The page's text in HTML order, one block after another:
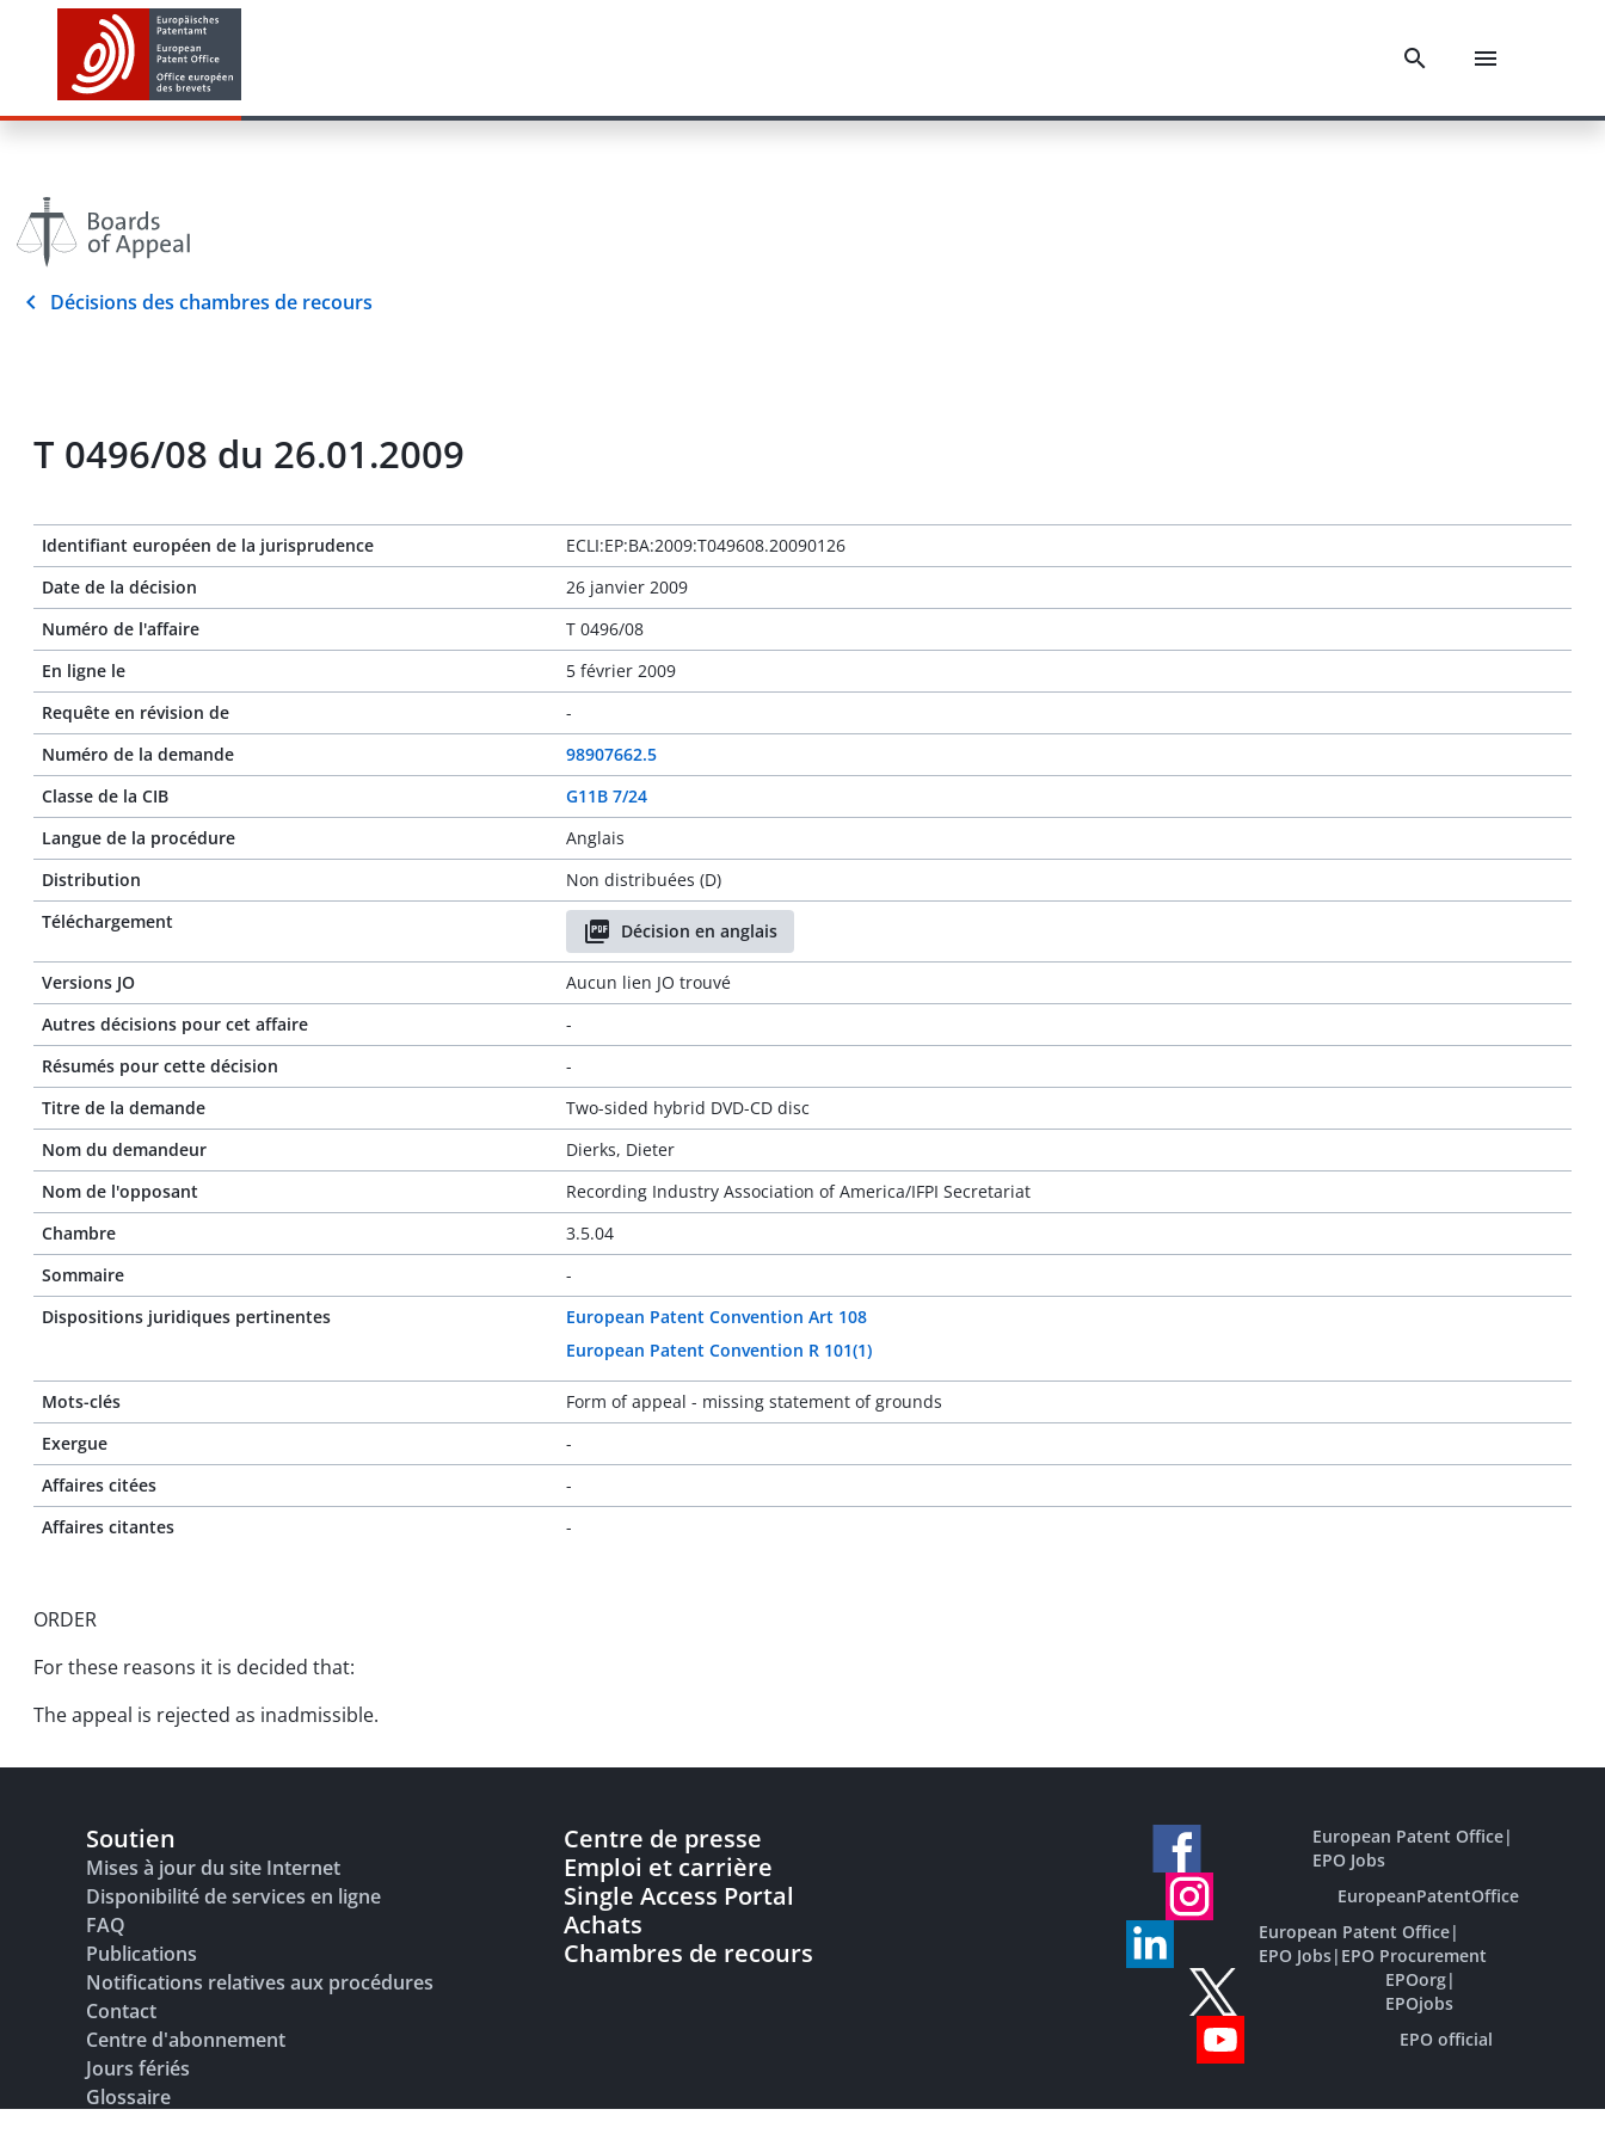
Décisions des chambres de recours
T 0496/08 du 26.01.2009
Identifiant européen de la jurisprudence
ECLI:EP:BA:2009:T049608.20090126
Date de la décision
26 janvier 2009
Numéro de l'affaire
T 0496/08
En ligne le
5 février 2009
Requête en révision de
-
Numéro de la demande
98907662.5
Classe de la CIB
G11B 7/24
Langue de la procédure
Anglais
Distribution
Non distribuées (D)
Téléchargement
Décision en anglais
Versions JO
Aucun lien JO trouvé
Autres décisions pour cet affaire
-
Résumés pour cette décision
-
Titre de la demande
Two-sided hybrid DVD-CD disc
Nom du demandeur
Dierks, Dieter
Nom de l'opposant
Recording Industry Association of America/IFPI Secretariat
Chambre
3.5.04
Sommaire
-
Dispositions juridiques pertinentes
European Patent Convention Art 108
European Patent Convention R 101(1)
Mots-clés
Form of appeal - missing statement of grounds
Exergue
-
Affaires citées
-
Affaires citantes
-
ORDER
For these reasons it is decided that:
The appeal is rejected as inadmissible.
Soutien
Mises à jour du site Internet
Disponibilité de services en ligne
FAQ
Publications
Notifications relatives aux procédures
Contact
Centre d'abonnement
Jours fériés
Glossaire
Centre de presse
Emploi et carrière
Single Access Portal
Achats
Chambres de recours
European Patent Office|
EPO Jobs
EuropeanPatentOffice
European Patent Office|
EPO Jobs| EPO Procurement
EPOorg|
EPOjobs
EPO official